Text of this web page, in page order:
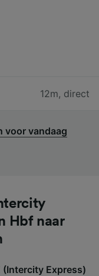
12m, direct
voor vandaag
Hbf naar
(Intercity Express)